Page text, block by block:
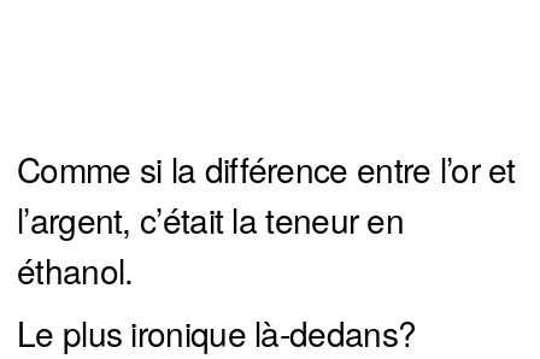
Comme si la différence entre l’or et
l’argent, c’était la teneur en
éthanol.
Le plus ironique là-dedans?